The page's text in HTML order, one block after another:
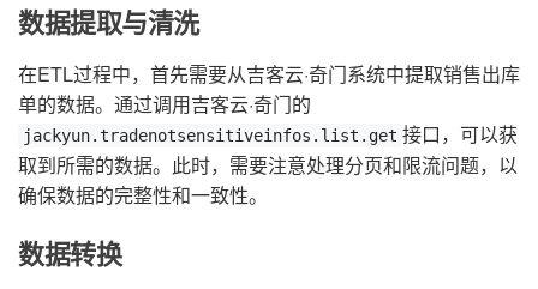
数据提取与清洗
在ETL过程中，首先需要从吉客云·奇门系统中提取销售出库
单的数据。通过调用吉客云·奇门的
jackyun.tradenotsensitiveinfos.list.get 接口，可以获
取到所需的数据。此时，需要注意处理分页和限流问题，以
确保数据的完整性和一致性。
数据转换